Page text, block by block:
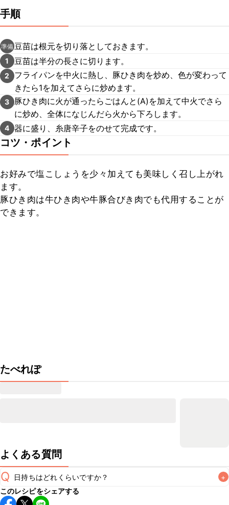
手順
準備 豆苗は根元を切り落としておきます。
1 豆苗は半分の長さに切ります。
2
フライパンを中火に熱し、豚ひき肉を炒め、色が変わって
きたら1を加えてさらに炒めます。
3
豚ひき肉に火が通ったらごはんと(A)を加えて中火でさら
に炒め、全体になじんだら火から下ろします。
4 器に盛り、糸唐辛子をのせて完成です。
コツ・ポイント
お好みで塩こしょうを少々加えても美味しく召し上がれ
ます。
豚ひき肉は牛ひき肉や牛豚合びき肉でも代用することが
できます。
たべれぽ
よくある質問
Q 日持ちはどれくらいですか？ +
保存期間は冷蔵で当日中が目安です。なるべくお早めにお召
このレシピをシェアする